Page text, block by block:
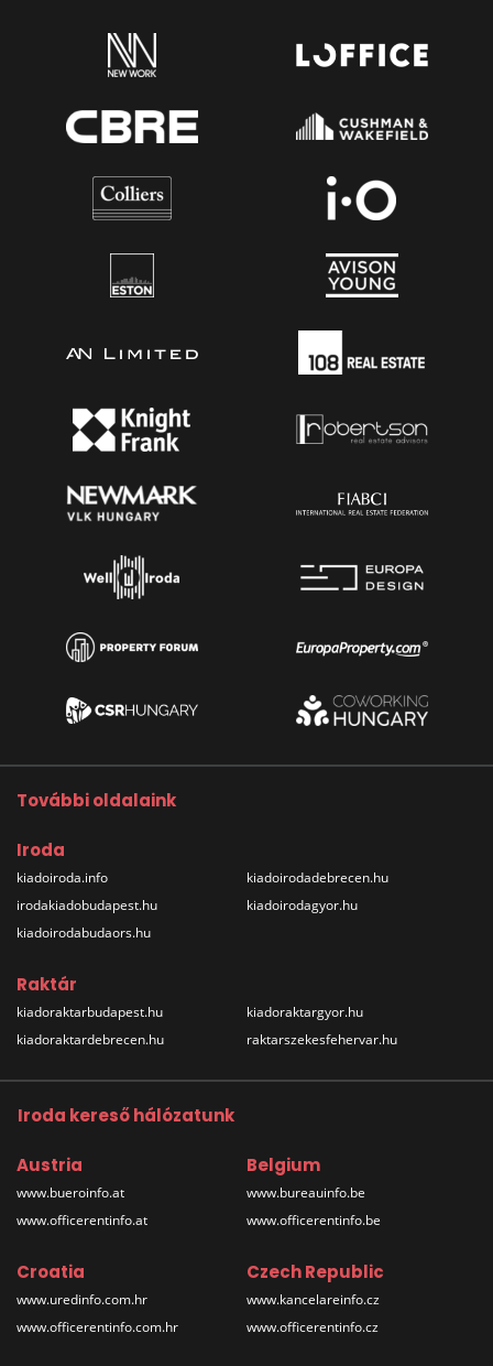
További oldalaink
Iroda
kiadoiroda.info
irodakiadobudapest.hu
kiadoirodabudaors.hu
kiadoirodadebrecen.hu
kiadoirodagyor.hu
Raktár
kiadoraktarbudapest.hu
kiadoraktardebrecen.hu
kiadoraktargyor.hu
raktarszekesfehervar.hu
Iroda kereső hálózatunk
Austria
www.bueroinfo.at
www.officerentinfo.at
Belgium
www.bureauinfo.be
www.officerentinfo.be
Croatia
www.uredinfo.com.hr
www.officerentinfo.com.hr
Czech Republic
www.kancelareinfo.cz
www.officerentinfo.cz